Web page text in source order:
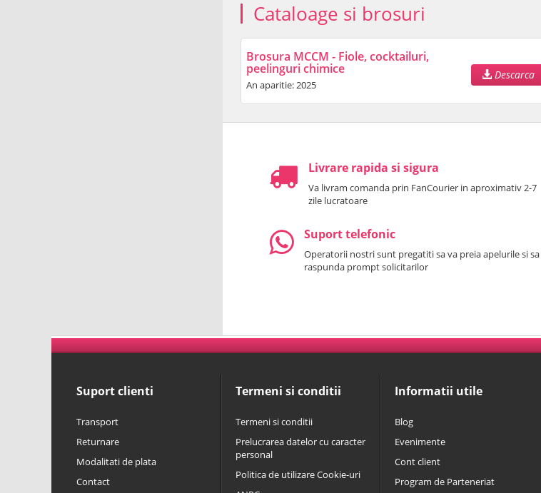
Cataloage si brosuri
Brosura MCCM - Fiole, cocktailuri,
peelinguri chimice
An aparitie: 2025
Descarca
Livrare rapida si sigura
Va livram comanda prin FanCourier in aproximativ 2-7
zile lucratoare
Suport telefonic
Operatorii nostri sunt pregatiti sa va preia apelurile si sa
raspunda prompt solicitarilor
Suport clienti
Transport
Returnare
Modalitati de plata
Contact
Termeni si conditii
Termeni si conditii
Prelucrarea datelor cu caracter
personal
Politica de utilizare Cookie-uri
Informatii utile
Blog
Evenimente
Cont client
Program de Parteneriat